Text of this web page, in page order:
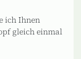
ich Ihnen
gleich einmal